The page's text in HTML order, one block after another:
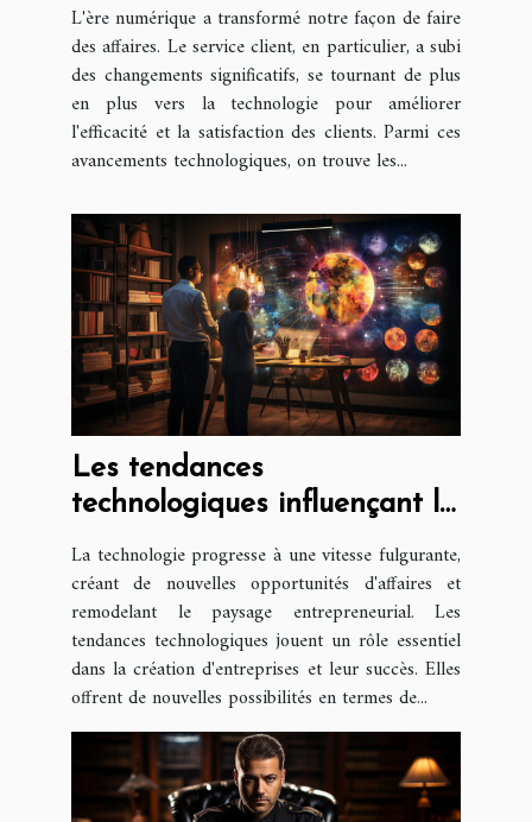
L'ère numérique a transformé notre façon de faire
des affaires. Le service client, en particulier, a subi
des changements significatifs, se tournant de plus
en plus vers la technologie pour améliorer
l'efficacité et la satisfaction des clients. Parmi ces
avancements technologiques, on trouve les...
Les tendances
technologiques influençant la
La technologie progresse à une vitesse fulgurante,
créant de nouvelles opportunités d'affaires et
remodelant le paysage entrepreneurial. Les
tendances technologiques jouent un rôle essentiel
dans la création d'entreprises et leur succès. Elles
offrent de nouvelles possibilités en termes de...